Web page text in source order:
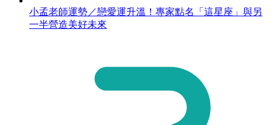
小孟老師運勢／戀愛運升溫！專家點名「這星座」與另
一半營造美好未來